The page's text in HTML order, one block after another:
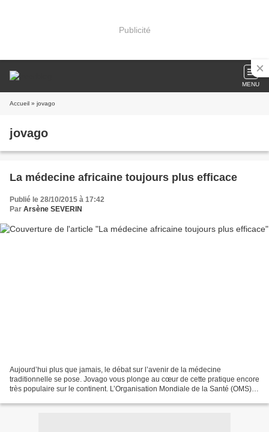
Publicité
MENU
Accueil » jovago
jovago
La médecine africaine toujours plus efficace
Publié le 28/10/2015 à 17:42
Par Arsène SEVERIN
Aujourd’hui plus que jamais, le débat sur l’avenir de la médecine
traditionnelle se pose. Jovago vous plonge au cœur de cette pratique encore
très populaire sur le continent. L’Organisation Mondiale de la Santé (OMS)